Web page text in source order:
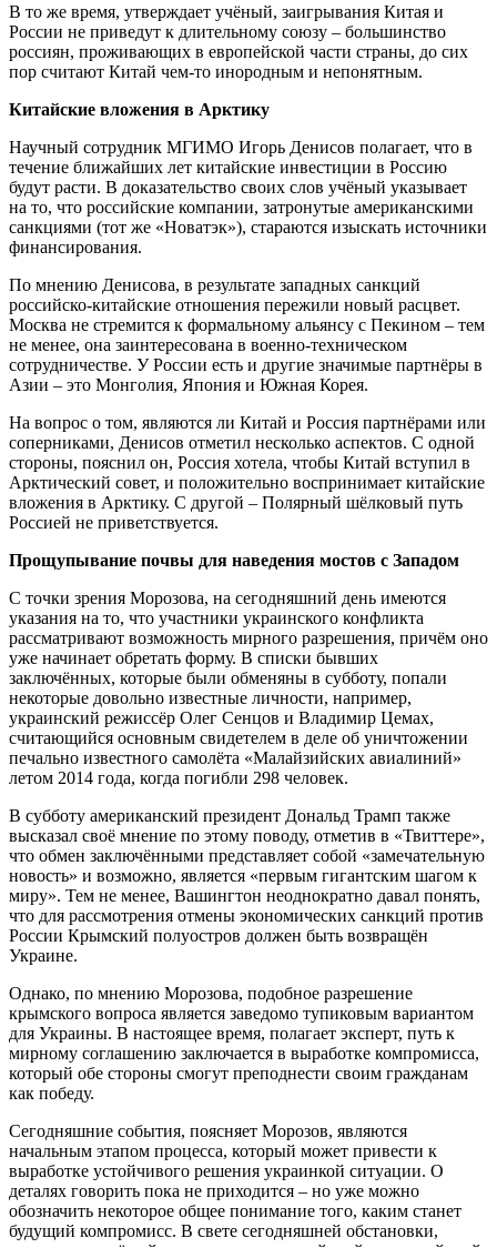
В то же время, утверждает учёный, заигрывания Китая и
России не приведут к длительному союзу – большинство
россиян, проживающих в европейской части страны, до сих
пор считают Китай чем-то инородным и непонятным.
Китайские вложения в Арктику
Научный сотрудник МГИМО Игорь Денисов полагает, что в
течение ближайших лет китайские инвестиции в Россию
будут расти. В доказательство своих слов учёный указывает
на то, что российские компании, затронутые американскими
санкциями (тот же «Новатэк»), стараются изыскать источники
финансирования.
По мнению Денисова, в результате западных санкций
российско-китайские отношения пережили новый расцвет.
Москва не стремится к формальному альянсу с Пекином – тем
не менее, она заинтересована в военно-техническом
сотрудничестве. У России есть и другие значимые партнёры в
Азии – это Монголия, Япония и Южная Корея.
На вопрос о том, являются ли Китай и Россия партнёрами или
соперниками, Денисов отметил несколько аспектов. С одной
стороны, пояснил он, Россия хотела, чтобы Китай вступил в
Арктический совет, и положительно воспринимает китайские
вложения в Арктику. С другой – Полярный шёлковый путь
Россией не приветствуется.
Прощупывание почвы для наведения мостов с Западом
С точки зрения Морозова, на сегодняшний день имеются
указания на то, что участники украинского конфликта
рассматривают возможность мирного разрешения, причём оно
уже начинает обретать форму. В списки бывших
заключённых, которые были обменяны в субботу, попали
некоторые довольно известные личности, например,
украинский режиссёр Олег Сенцов и Владимир Цемах,
считающийся основным свидетелем в деле об уничтожении
печально известного самолёта «Малайзийских авиалиний»
летом 2014 года, когда погибли 298 человек.
В субботу американский президент Дональд Трамп также
высказал своё мнение по этому поводу, отметив в «Твиттере»,
что обмен заключёнными представляет собой «замечательную
новость» и возможно, является «первым гигантским шагом к
миру». Тем не менее, Вашингтон неоднократно давал понять,
что для рассмотрения отмены экономических санкций против
России Крымский полуостров должен быть возвращён
Украине.
Однако, по мнению Морозова, подобное разрешение
крымского вопроса является заведомо тупиковым вариантом
для Украины. В настоящее время, полагает эксперт, путь к
мирному соглашению заключается в выработке компромисса,
который обе стороны смогут преподнести своим гражданам
как победу.
Сегодняшние события, поясняет Морозов, являются
начальным этапом процесса, который может привести к
выработке устойчивого решения украинкой ситуации. О
деталях говорить пока не приходится – но уже можно
обозначить некоторое общее понимание того, каким станет
будущий компромисс. В свете сегодняшней обстановки,